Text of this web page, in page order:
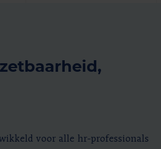
voor alle hr-professionals